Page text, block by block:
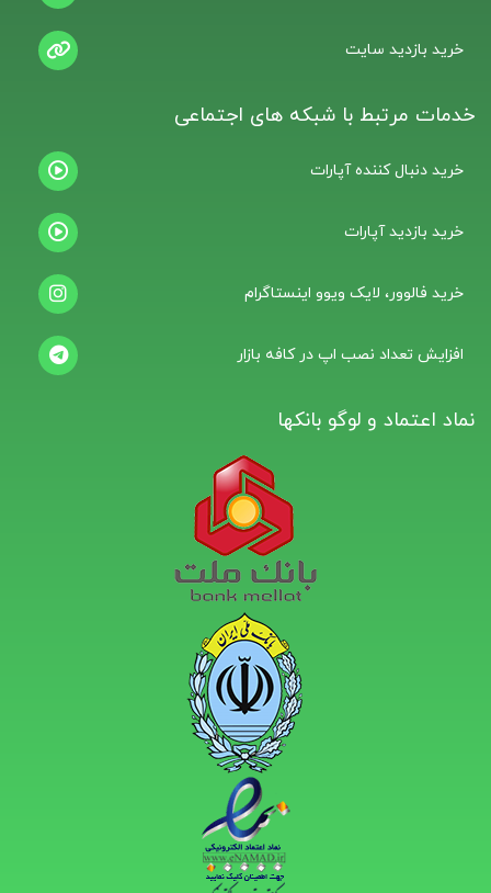
خرید بازدید سایت
خدمات مرتبط با شبکه های اجتماعی
خرید دنبال کننده آپارات
خرید بازدید آپارات
خرید فالوور، لایک ویوو اینستاگرام
افزایش تعداد نصب اپ در کافه بازار
نماد اعتماد و لوگو بانکها